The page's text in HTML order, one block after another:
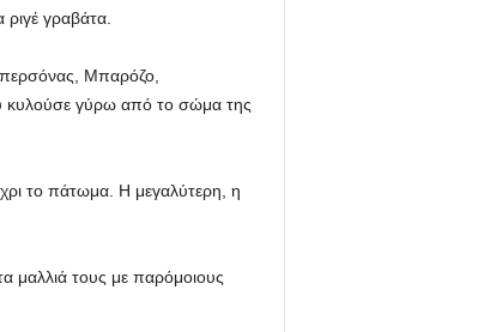
γραβάτα.
Μπαρόζο,
κυλούσε γύρω από το σώμα της
το πάτωμα. Η μεγαλύτερη, η
μαλλιά τους με παρόμοιους